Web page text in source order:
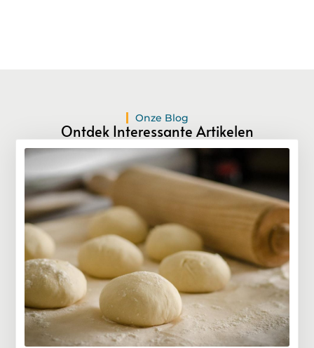
Onze Blog
Ontdek Interessante Artikelen